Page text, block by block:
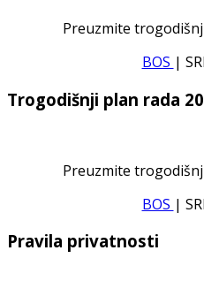
Preuzmite
BOS |
Trogodišnji plan rada
Preuzmite
BOS |
Pravila privatnosti